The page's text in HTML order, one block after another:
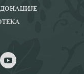
ДОНАЦИЈЕ